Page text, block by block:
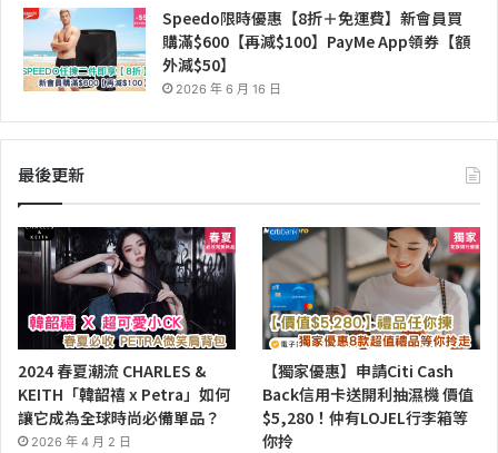
Speedo限時優惠【8折＋免運費】新會員買
購滿$600【再減$100】PayMe App領券【額
外減$50】
2026 年 6 月 16 日
最後更新
2024 春夏潮流 CHARLES &
KEITH「韓韶禧 x Petra」如何
讓它成為全球時尚必備單品？
2026 年 4 月 2 日
【獨家優惠】申請Citi Cash
Back信用卡送開利抽濕機 價值
$5,280！仲有LOJEL行李箱等
你拎